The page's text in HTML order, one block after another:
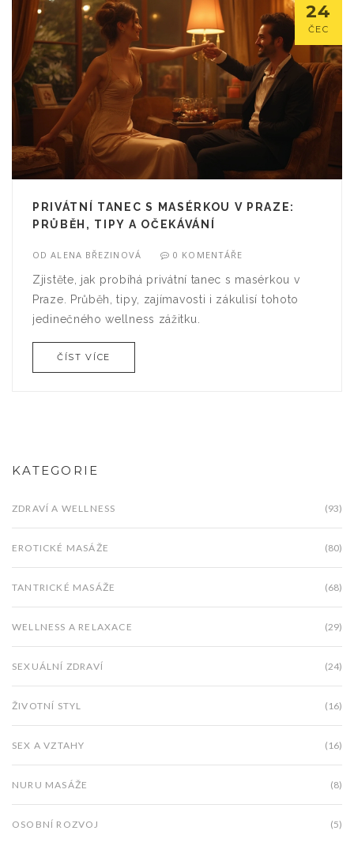
24
ČEC
PRIVÁTNÍ TANEC S MASÉRKOU V PRAZE:
PRŮBĚH, TIPY A OČEKÁVÁNÍ
ODALENA BŘEZINOVÁ 0 KOMENTÁŘE
Zjistěte, jak probíhá privátní tanec s masérkou v
Praze. Průběh, tipy, zajímavosti i zákulisí tohoto
jedinečného wellness zážitku.
ČÍST VÍCE
KATEGORIE
ZDRAVÍ A WELLNESS (93)
EROTICKÉ MASÁŽE (80)
TANTRICKÉ MASÁŽE (68)
WELLNESS A RELAXACE (29)
SEXUÁLNÍ ZDRAVÍ (24)
ŽIVOTNÍ STYL (16)
SEX A VZTAHY (16)
NURU MASÁŽE (8)
OSOBNÍ ROZVOJ (5)